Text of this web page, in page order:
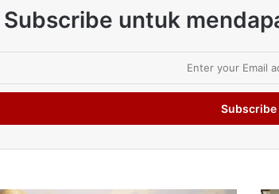
Subscribe untuk